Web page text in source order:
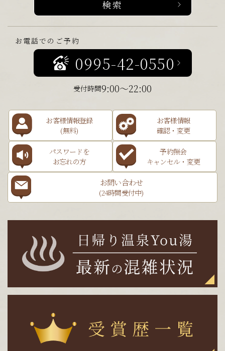
お電話でのご予約
0995-42-0550
受付時間9:00～22:00
お客様情報登録
(無料)
お客様情報
確認・変更
パスワードを
お忘れの方
予約照会
キャンセル・変更
お問い合わせ
(24時間受付中)